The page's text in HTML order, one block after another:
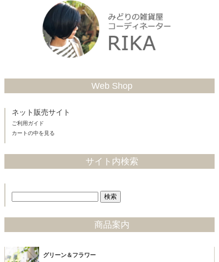
Web Shop
ネット販売サイト
ご利用ガイド
カートの中を見る
サイト内検索
商品案内
グリーン＆フラワー